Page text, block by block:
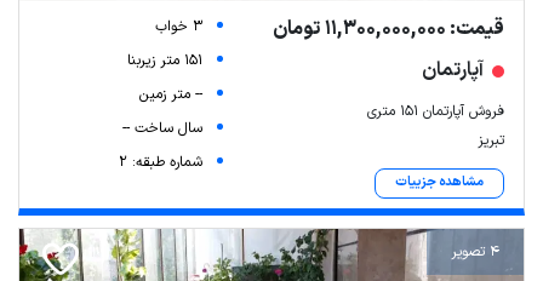
قیمت: 11,300,000,000 تومان
آپارتمان
فروش آپارتمان ۱۵۱ متری
تبریز
مشاهده جزییات
3 خواب
151 متر زیربنا
-- متر زمین
سال ساخت --
شماره طبقه: 2
4 تصویر